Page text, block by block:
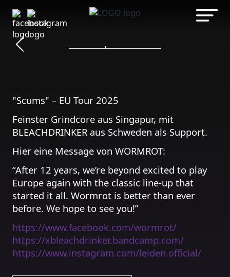
Inhalt
springenBLEACHDRINKER - LEIDEN
"Scums" – EU Tour 2025
Feinster Grindcore aus Singapur, mit
BLEACHDRINKER aus Schweden als Support.
Hier eine Message von WORMROT:
“After 12 years, we’re beyond excited to play
Europe again with the classic line-up that
started it all. Wormrot is better than ever
before. We hope to see you!”
https://www.facebook.com/wormrot/
https://xbleachdrinker.bandcamp.com/
https://www.instagram.com/leiden.official/